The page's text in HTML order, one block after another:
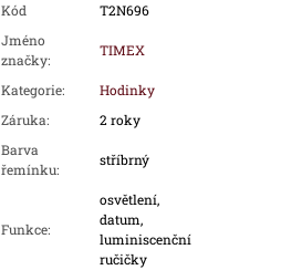
Kód
T2N696
Jméno
značky:
TIMEX
Kategorie:
Hodinky
Záruka:
2 roky
Barva
řemínku:
stříbrný
Funkce:
osvětlení,
datum,
luminiscenční
ručičky